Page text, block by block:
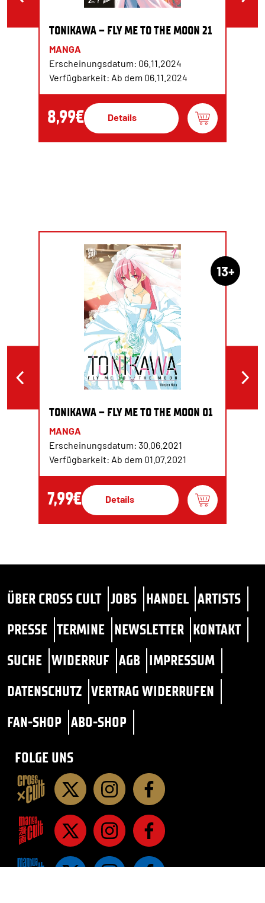
TONIKAWA – FLY ME TO THE MOON 21
MANGA
Erscheinungsdatum: 06.11.2024
Verfügbarkeit: Ab dem 06.11.2024
8,99€ Details
13+
TONIKAWA – FLY ME TO THE MOON 01
MANGA
Erscheinungsdatum: 30.06.2021
Verfügbarkeit: Ab dem 01.07.2021
7,99€ Details
ÜBER CROSS CULT JOBS HANDEL ARTISTS
PRESSE TERMINE NEWSLETTER KONTAKT
SUCHE WIDERRUF AGB IMPRESSUM
DATENSCHUTZ VERTRAG WIDERRUFEN
FAN-SHOP ABO-SHOP
FOLGE UNS